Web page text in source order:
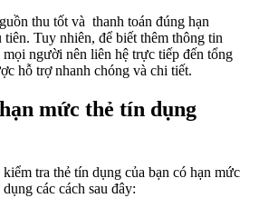
thu tốt và thanh toán đúng hạn
Tuy nhiên, để biết thêm thông tin
người nên liên hệ trực tiếp đến tổng
hỗ trợ nhanh chóng và chi tiết.
mức thẻ tín dụng
tra thẻ tín dụng của bạn có hạn mức
các cách sau đây: